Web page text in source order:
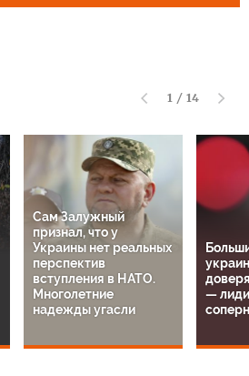
1 / 14
Сам Залужный
признал, что у
Украины нет реальных
перспектив
вступления в НАТО.
Многолетние
надежды угасли
—